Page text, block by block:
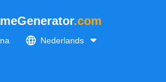
.com
Nederlands